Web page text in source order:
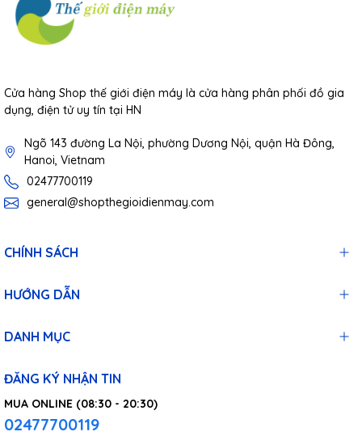
Cửa hàng Shop thế giới điện máy là cửa hàng phân phối đồ gia
dụng, điện tử uy tín tại HN
Ngõ 143 đường La Nội, phường Dương Nội, quận Hà Đông,
Hanoi, Vietnam
02477700119
general@shopthegioidienmay.com
CHÍNH SÁCH
HƯỚNG DẪN
DANH MỤC
ĐĂNG KÝ NHẬN TIN
MUA ONLINE (08:30 - 20:30)
02477700119